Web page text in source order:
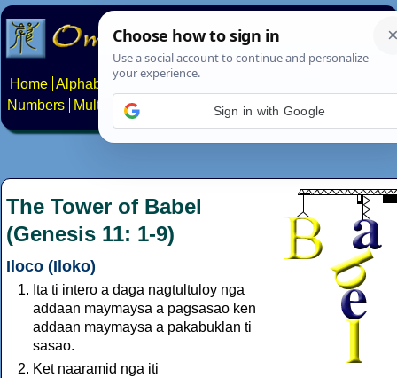
Home Alphabets Constructed scripts
Numbers
Multilingual Pages Search News About
The Tower of Babel
(Genesis 11: 1-9)
Iloco (Iloko)
Ita ti intero a daga nagtultuloy nga
addaan maymaysa a pagsasao ken
addaan maymaysa a pakabuklan ti
sasao.
Ket naaramid nga iti
Sign in with Google